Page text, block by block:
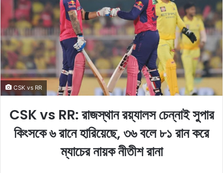
n
X
m
a
l
CSK vs RR
CSK vs RR: রাজস্থান রয়্যালস চেন্নাই সুপার
কিংসকে ৬ রানে হারিয়েছে, ৩৬ বলে ৮১ রান করে
ম্যাচের নায়ক নীতীশ রানা